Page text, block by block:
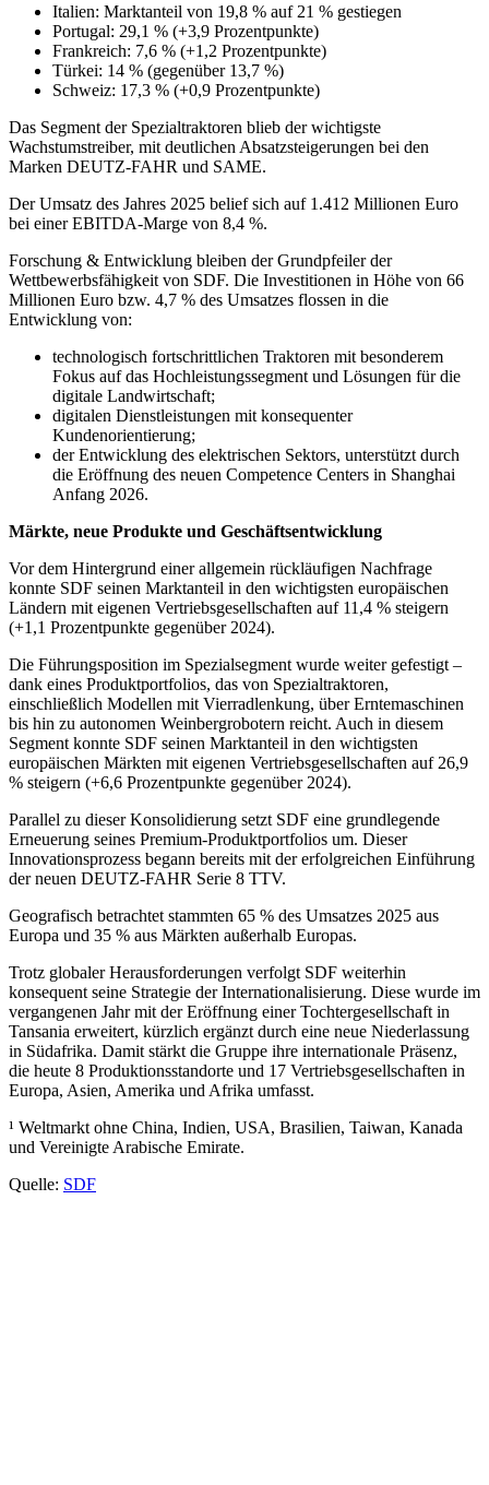
Italien: Marktanteil von 19,8 % auf 21 % gestiegen
Portugal: 29,1 % (+3,9 Prozentpunkte)
Frankreich: 7,6 % (+1,2 Prozentpunkte)
Türkei: 14 % (gegenüber 13,7 %)
Schweiz: 17,3 % (+0,9 Prozentpunkte)
Das Segment der Spezialtraktoren blieb der wichtigste
Wachstumstreiber, mit deutlichen Absatzsteigerungen bei den
Marken DEUTZ-FAHR und SAME.
Der Umsatz des Jahres 2025 belief sich auf 1.412 Millionen Euro
bei einer EBITDA-Marge von 8,4 %.
Forschung & Entwicklung bleiben der Grundpfeiler der
Wettbewerbsfähigkeit von SDF. Die Investitionen in Höhe von 66
Millionen Euro bzw. 4,7 % des Umsatzes flossen in die
Entwicklung von:
technologisch fortschrittlichen Traktoren mit besonderem
Fokus auf das Hochleistungssegment und Lösungen für die
digitale Landwirtschaft;
digitalen Dienstleistungen mit konsequenter
Kundenorientierung;
der Entwicklung des elektrischen Sektors, unterstützt durch
die Eröffnung des neuen Competence Centers in Shanghai
Anfang 2026.
Märkte, neue Produkte und Geschäftsentwicklung
Vor dem Hintergrund einer allgemein rückläufigen Nachfrage
konnte SDF seinen Marktanteil in den wichtigsten europäischen
Ländern mit eigenen Vertriebsgesellschaften auf 11,4 % steigern
(+1,1 Prozentpunkte gegenüber 2024).
Die Führungsposition im Spezialsegment wurde weiter gefestigt –
dank eines Produktportfolios, das von Spezialtraktoren,
einschließlich Modellen mit Vierradlenkung, über Erntemaschinen
bis hin zu autonomen Weinbergrobotern reicht. Auch in diesem
Segment konnte SDF seinen Marktanteil in den wichtigsten
europäischen Märkten mit eigenen Vertriebsgesellschaften auf 26,9
% steigern (+6,6 Prozentpunkte gegenüber 2024).
Parallel zu dieser Konsolidierung setzt SDF eine grundlegende
Erneuerung seines Premium-Produktportfolios um. Dieser
Innovationsprozess begann bereits mit der erfolgreichen Einführung
der neuen DEUTZ-FAHR Serie 8 TTV.
Geografisch betrachtet stammten 65 % des Umsatzes 2025 aus
Europa und 35 % aus Märkten außerhalb Europas.
Trotz globaler Herausforderungen verfolgt SDF weiterhin
konsequent seine Strategie der Internationalisierung. Diese wurde im
vergangenen Jahr mit der Eröffnung einer Tochtergesellschaft in
Tansania erweitert, kürzlich ergänzt durch eine neue Niederlassung
in Südafrika. Damit stärkt die Gruppe ihre internationale Präsenz,
die heute 8 Produktionsstandorte und 17 Vertriebsgesellschaften in
Europa, Asien, Amerika und Afrika umfasst.
¹ Weltmarkt ohne China, Indien, USA, Brasilien, Taiwan, Kanada
und Vereinigte Arabische Emirate.
Quelle: SDF